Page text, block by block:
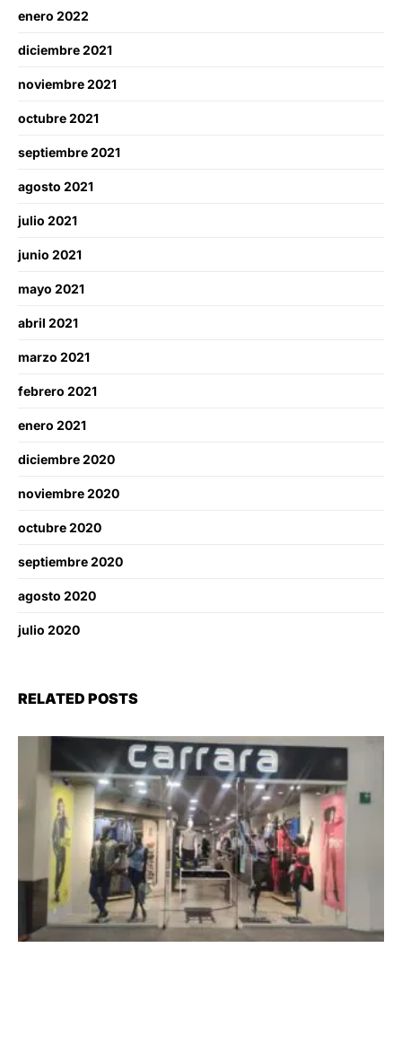
enero 2022
diciembre 2021
noviembre 2021
octubre 2021
septiembre 2021
agosto 2021
julio 2021
junio 2021
mayo 2021
abril 2021
marzo 2021
febrero 2021
enero 2021
diciembre 2020
noviembre 2020
octubre 2020
septiembre 2020
agosto 2020
julio 2020
RELATED POSTS